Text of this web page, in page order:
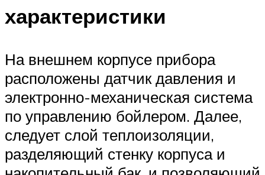
характеристики
На внешнем корпусе прибора
расположены датчик давления и
электронно-механическая система
по управлению бойлером. Далее,
следует слой теплоизоляции,
разделяющий стенку корпуса и